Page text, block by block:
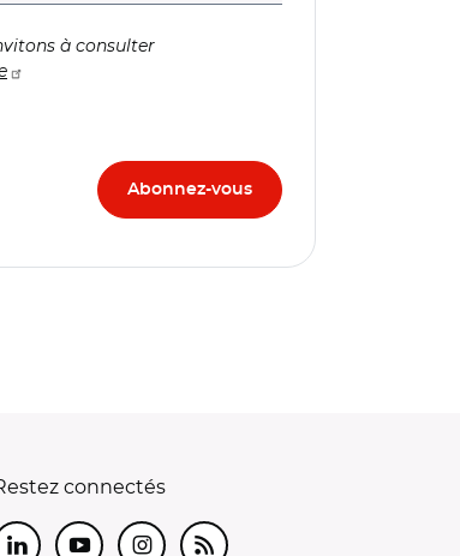
à consulter
connectés
LinkedInYoutubeInstagram
RSS